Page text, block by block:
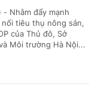
- Nhằm đẩy mạnh
tiêu thụ nông sản,
của Thủ đô, Sở
Môi trường Hà Nội...